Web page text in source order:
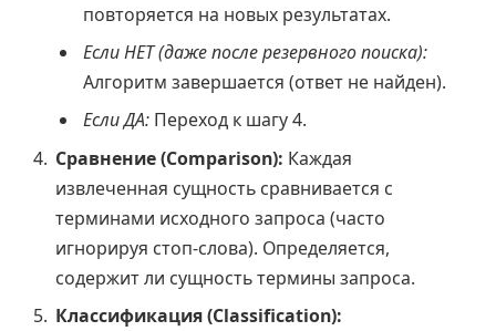
повторяется на новых результатах.
Если НЕТ (даже после резервного поиска):
Алгоритм завершается (ответ не найден).
Если ДА: Переход к шагу 4.
Сравнение (Comparison): Каждая
извлеченная сущность сравнивается с
терминами исходного запроса (часто
игнорируя стоп-слова). Определяется,
содержит ли сущность термины запроса.
Классификация (Classification):